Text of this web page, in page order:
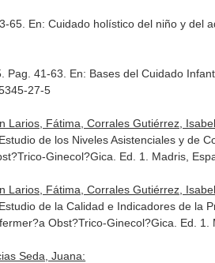
65. En: Cuidado holístico del niño y del
Pag. 41-63. En: Bases del Cuidado
27-5
Larios, Fátima, Corrales Gutiérrez,
de los Niveles Asistenciales y de
Ginecol?Gica . Ed. 1. Madris,
Larios, Fátima, Corrales Gutiérrez,
de la Calidad e Indicadores de la
Obst?Trico-Ginecol?Gica . Ed.
Seda, Juana: